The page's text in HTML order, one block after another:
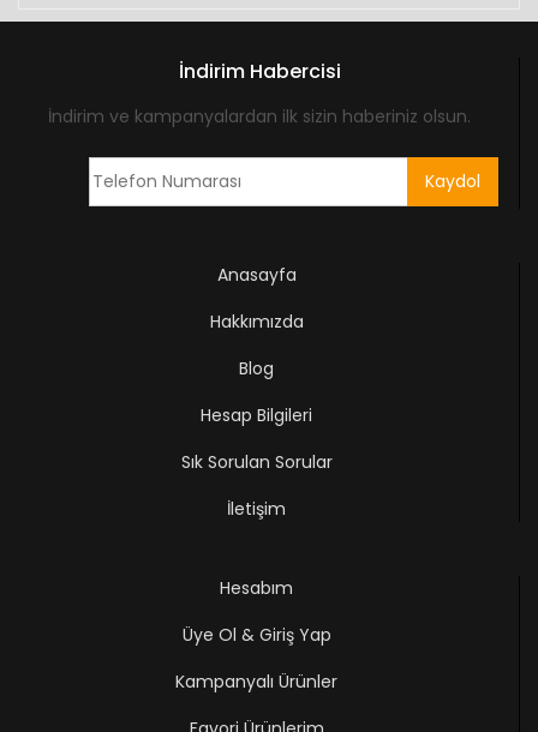
İndirim Habercisi
İndirim ve kampanyalardan ilk sizin haberiniz olsun.
Anasayfa
Hakkımızda
Blog
Hesap Bilgileri
Sık Sorulan Sorular
İletişim
Hesabım
Üye Ol & Giriş Yap
Kampanyalı Ürünler